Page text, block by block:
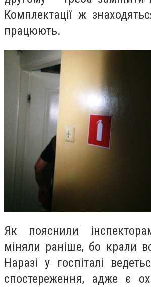
Комплектації ж
працюють.
Як пояснили
міняли раніше, бо крали
Наразі у госпіталі
спостереження, адже є